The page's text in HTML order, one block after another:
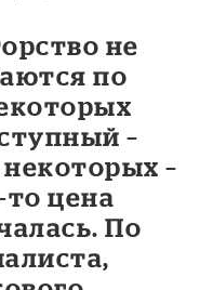
не
по
–
–
цена
По